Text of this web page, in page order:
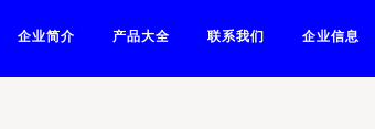
企业简介 产品大全 联系我们 企业信息